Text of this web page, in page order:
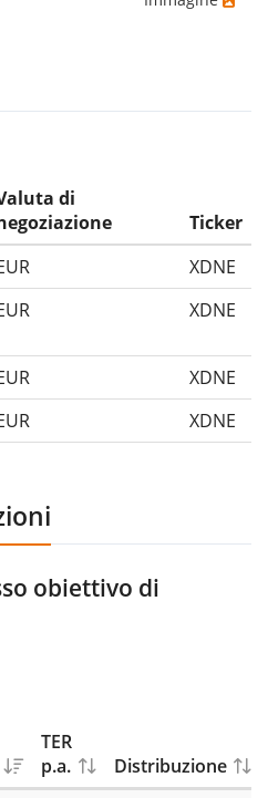
di
Ticker
XDNE
XDNE
XDNE
XDNE
obiettivo di
TER
p.a.
Distribuzione